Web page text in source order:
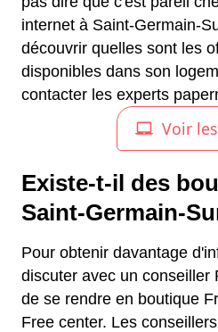
internet à Saint-Germain-
découvrir quelles sont les
disponibles dans son
contacter les experts
Existe-t-il des
Saint-Germain-
Pour obtenir davantage
discuter avec un conseiller
de se rendre en boutique
Free center. Les